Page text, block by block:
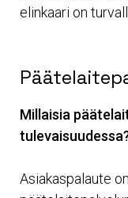
elinkaari on
Millaisia
Asiakaspalaute